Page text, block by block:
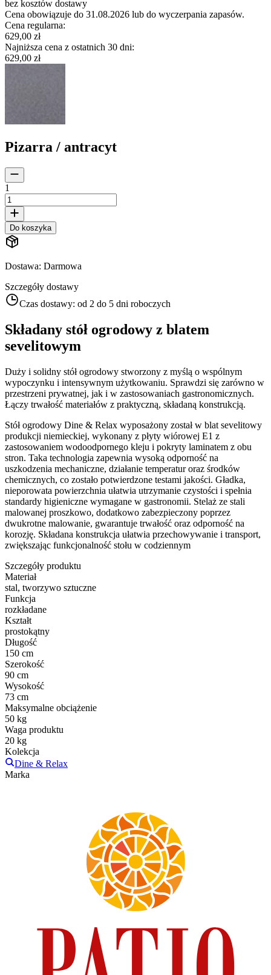
bez kosztów dostawy
Cena obowiązuje do 31.08.2026 lub do wyczerpania zapasów.
Cena regularna:
629,00 zł
Najniższa cena z ostatnich 30 dni:
629,00 zł
Pizarra / antracyt
1
Do koszyka
Dostawa: Darmowa
Szczegóły dostawy
Czas dostawy: od 2 do 5 dni roboczych
Składany stół ogrodowy z blatem
sevelitowym
Duży i solidny stół ogrodowy stworzony z myślą o wspólnym
wypoczynku i intensywnym użytkowaniu. Sprawdzi się zarówno w
przestrzeni prywatnej, jak i w zastosowaniach gastronomicznych.
Łączy trwałość materiałów z praktyczną, składaną konstrukcją.
Stół ogrodowy Dine & Relax wyposażony został w blat sevelitowy
produkcji niemieckiej, wykonany z płyty wiórowej E1 z
zastosowaniem wodoodpornego kleju i pokryty laminatem z obu
stron. Taka technologia zapewnia wysoką odporność na
uszkodzenia mechaniczne, działanie temperatur oraz środków
chemicznych, co zostało potwierdzone testami jakości. Gładka,
nieporowata powierzchnia ułatwia utrzymanie czystości i spełnia
standardy higieniczne wymagane w gastronomii. Stelaż ze stali
malowanej proszkowo, dodatkowo zabezpieczony poprzez
dwukrotne malowanie, gwarantuje trwałość oraz odporność na
korozję. Składana konstrukcja ułatwia przechowywanie i transport,
zwiększając funkcjonalność stołu w codziennym
Szczegóły produktu
Materiał
stal, tworzywo sztuczne
Funkcja
rozkładane
Kształt
prostokątny
Długość
150 cm
Szerokość
90 cm
Wysokość
73 cm
Maksymalne obciążenie
50 kg
Waga produktu
20 kg
Kolekcja
Dine & Relax
Marka